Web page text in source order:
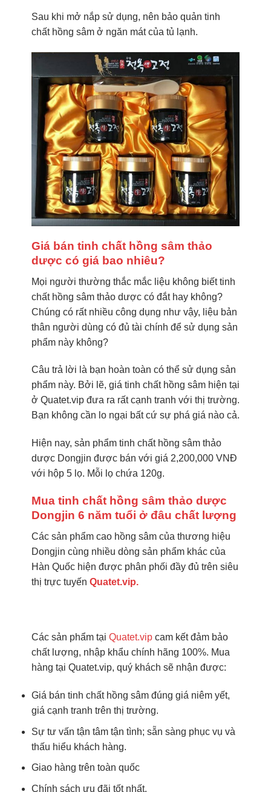
Sau khi mở nắp sử dụng, nên bảo quản tinh
chất hồng sâm ở ngăn mát của tủ lạnh.
Giá bán tinh chất hồng sâm thảo
dược có giá bao nhiêu?
Mọi người thường thắc mắc liệu không biết tinh
chất hồng sâm thảo dược có đắt hay không?
Chúng có rất nhiều công dụng như vậy, liệu bản
thân người dùng có đủ tài chính để sử dụng sản
phẩm này không?
Câu trả lời là bạn hoàn toàn có thể sử dụng sản
phẩm này. Bởi lẽ, giá tinh chất hồng sâm hiện tại
ở Quatet.vip đưa ra rất cạnh tranh với thị trường.
Bạn không cần lo ngại bất cứ sự phá giá nào cả.
Hiện nay, sản phẩm tinh chất hồng sâm thảo
dược Dongjin được bán với giá 2,200,000 VNĐ
với hộp 5 lọ. Mỗi lọ chứa 120g.
Mua tinh chất hồng sâm thảo dược
Dongjin 6 năm tuổi ở đâu chất lượng
Các sản phẩm cao hồng sâm của thương hiệu
Dongjin cùng nhiều dòng sản phẩm khác của
Hàn Quốc hiện được phân phối đầy đủ trên siêu
thị trực tuyến Quatet.vip.
Các sản phẩm tại Quatet.vipcam kết đảm bảo
chất lượng, nhập khẩu chính hãng 100%. Mua
hàng tại Quatet.vip, quý khách sẽ nhận được:
Giá bán tinh chất hồng sâm đúng giá niêm yết,
giá cạnh tranh trên thị trường.
Sự tư vấn tận tâm tận tình; sẵn sàng phục vụ và
thấu hiểu khách hàng.
Giao hàng trên toàn quốc
Chính sách ưu đãi tốt nhất.